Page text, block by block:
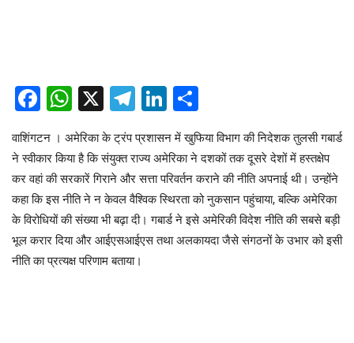
Facebook
WhatsApp
X Telegram
LinkedIn
वाशिंगटन । अमेरिका के ट्रंप प्रशासन में खुफिया विभाग की निदेशक तुलसी गबार्ड
ने स्वीकार किया है कि संयुक्त राज्य अमेरिका ने दशकों तक दूसरे देशों में हस्तक्षेप
कर वहां की सरकारें गिराने और सत्ता परिवर्तन कराने की नीति अपनाई थी। उन्होंने
कहा कि इस नीति ने न केवल वैश्विक स्थिरता को नुकसान पहुंचाया, बल्कि अमेरिका
के विरोधियों की संख्या भी बढ़ा दी। गबार्ड ने इसे अमेरिकी विदेश नीति की सबसे बड़ी
भूल करार दिया और आईएसआईएस तथा अलकायदा जैसे संगठनों के उभार को इसी
नीति का प्रत्यक्ष परिणाम बताया।